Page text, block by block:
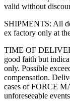
valid without
SHIPMENTS: All
ex factory only at
TIME OF
good faith but
only. Possible
compensation.
cases of FORCE
unforeseeable